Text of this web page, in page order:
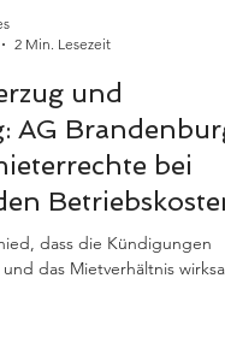
2 Min. Lesezeit
und
AG Brandenburg
bei
Betriebskosten
dass die Kündigungen